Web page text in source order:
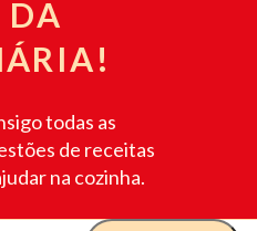
DA
todas as
de receitas
na cozinha.